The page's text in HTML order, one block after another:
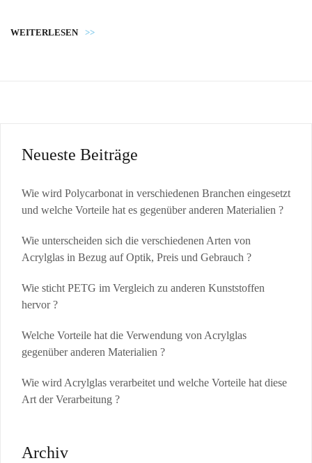
WEITERLESEN >>
Neueste Beiträge
Wie wird Polycarbonat in verschiedenen Branchen eingesetzt
und welche Vorteile hat es gegenüber anderen Materialien ?
Wie unterscheiden sich die verschiedenen Arten von
Acrylglas in Bezug auf Optik, Preis und Gebrauch ?
Wie sticht PETG im Vergleich zu anderen Kunststoffen
hervor ?
Welche Vorteile hat die Verwendung von Acrylglas
gegenüber anderen Materialien ?
Wie wird Acrylglas verarbeitet und welche Vorteile hat diese
Art der Verarbeitung ?
Archiv